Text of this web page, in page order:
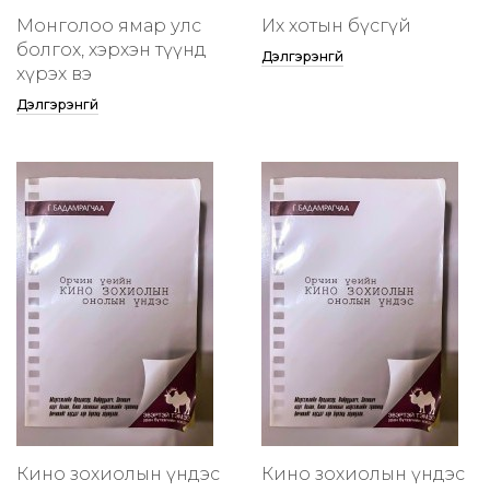
Монголоо ямар улс
болгох, хэрхэн түүнд
хүрэх вэ
Дэлгэрэнгүй
Их хотын бүсгүй
Дэлгэрэнгүй
Кино зохиолын үндэс Кино зохиолын үндэс